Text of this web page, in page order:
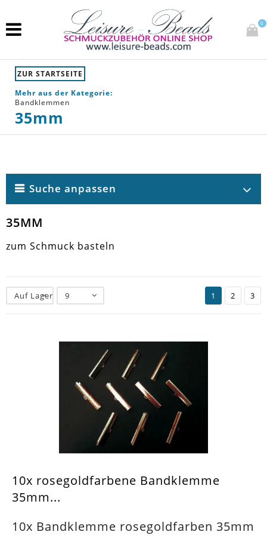
0
ZUR STARTSEITE
Mehr aus der Kategorie:
Bandklemmen
35mm
Suche anpassen
35MM
zum Schmuck basteln
Auf Lager 9 1 2 3
10x rosegoldfarbene Bandklemme
35mm...
10x Bandklemme rosegoldfarben 35mm